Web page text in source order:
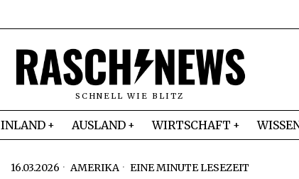
SCHNELL WIE BLITZ
INLAND AUSLAND WIRTSCHAFT
16.03.2026 AMERIKA EINE MINUTE LESEZEIT